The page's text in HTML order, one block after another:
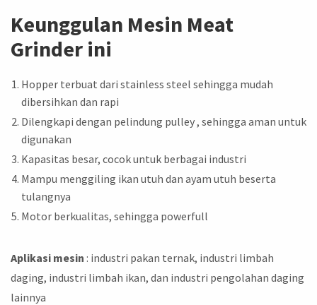
Keunggulan Mesin Meat
Grinder ini
Hopper terbuat dari stainless steel sehingga mudah
dibersihkan dan rapi
Dilengkapi dengan pelindung pulley , sehingga aman untuk
digunakan
Kapasitas besar, cocok untuk berbagai industri
Mampu menggiling ikan utuh dan ayam utuh beserta
tulangnya
Motor berkualitas, sehingga powerfull
Aplikasi mesin : industri pakan ternak, industri limbah
daging, industri limbah ikan, dan industri pengolahan daging
lainnya